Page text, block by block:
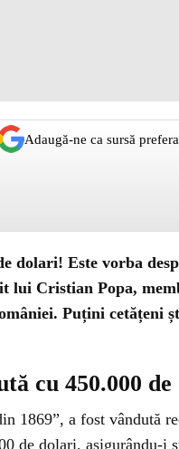
Adaugă-ne ca sursă
dolari! Este vorba
lui Cristian Popa,
Puțini cetățeni
cu 450.000
1869”, a fost vândută
de dolari, asigurându-i